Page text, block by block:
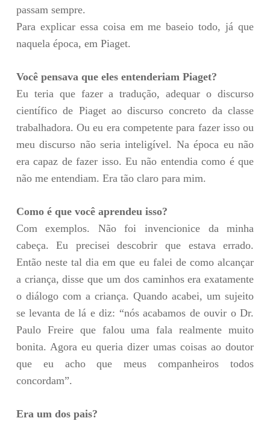
passam sempre.
Para explicar essa coisa em me baseio todo, já que
naquela época, em Piaget.
Você pensava que eles entenderiam Piaget?
Eu teria que fazer a tradução, adequar o discurso
científico de Piaget ao discurso concreto da classe
trabalhadora. Ou eu era competente para fazer isso ou
meu discurso não seria inteligível. Na época eu não
era capaz de fazer isso. Eu não entendia como é que
não me entendiam. Era tão claro para mim.
Como é que você aprendeu isso?
Com exemplos. Não foi invencionice da minha
cabeça. Eu precisei descobrir que estava errado.
Então neste tal dia em que eu falei de como alcançar
a criança, disse que um dos caminhos era exatamente
o diálogo com a criança. Quando acabei, um sujeito
se levanta de lá e diz: “nós acabamos de ouvir o Dr.
Paulo Freire que falou uma fala realmente muito
bonita. Agora eu queria dizer umas coisas ao doutor
que eu acho que meus companheiros todos
concordam”.
Era um dos pais?